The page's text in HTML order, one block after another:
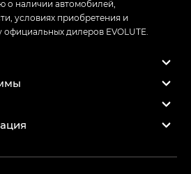
наличии автомобилей,
условиях приобретения и
дилеров EVOLUTE.